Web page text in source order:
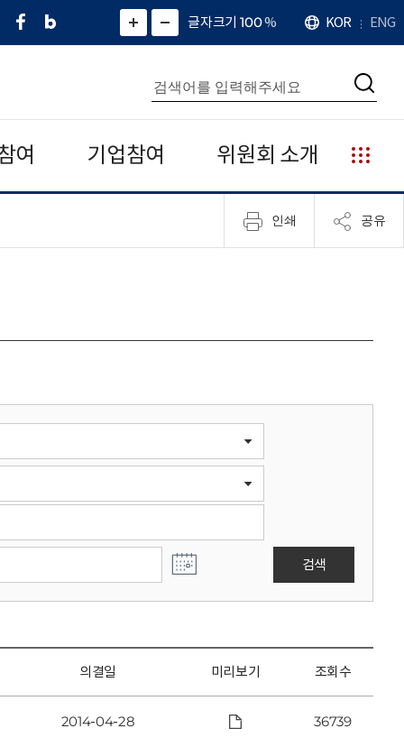
페
네
그
)
화
면
면
소
확
대
치
글자크기 100%
언
어
KOR ENG
통
합
검
색
검
여 기업참여 위원회 소개
누
리
집
안
인쇄 공유
검색
의결일 미리보기 조회수
2014-04-28 36739